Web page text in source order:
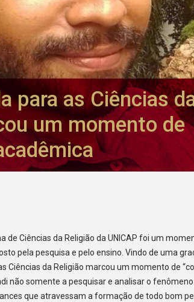
para as Ciências
um momento de
de Ciências da Religião da UNICAP foi um
pela pesquisa e pelo ensino. Vindo de uma
Ciências da Religião marcou um momento de
não somente a pesquisar e analisar o
que atravessam a formação de todo bom